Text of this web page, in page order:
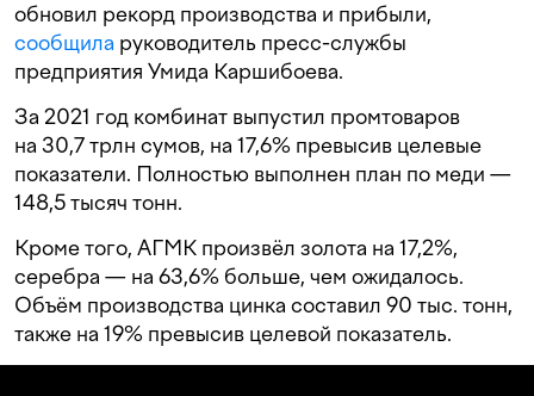
обновил рекорд производства и прибыли,
сообщила руководитель пресс-службы
предприятия Умида Каршибоева.
За 2021 год комбинат выпустил промтоваров
на 30,7 трлн сумов, на 17,6% превысив целевые
показатели. Полностью выполнен план по меди —
148,5 тысяч тонн.
Кроме того, АГМК произвёл золота на 17,2%,
серебра — на 63,6% больше, чем ожидалось.
Объём производства цинка составил 90 тыс. тонн,
также на 19% превысив целевой показатель.